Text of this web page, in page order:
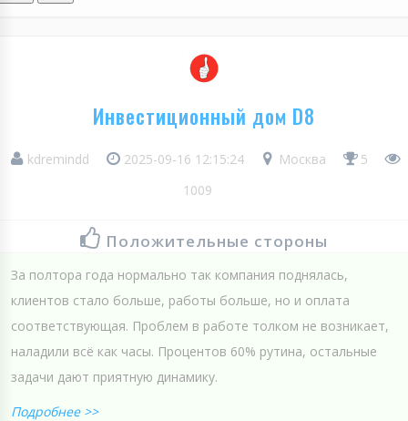
Инвестиционный дом D8
kdremindd 2025-09-16 12:15:24 Москва
5
1009
Положительные стороны
За полтора года нормально так компания поднялась,
клиентов стало больше, работы больше, но и оплата
соответствующая. Проблем в работе толком не возникает,
наладили всё как часы. Процентов 60% рутина, остальные
задачи дают приятную динамику.
Подробнее >>